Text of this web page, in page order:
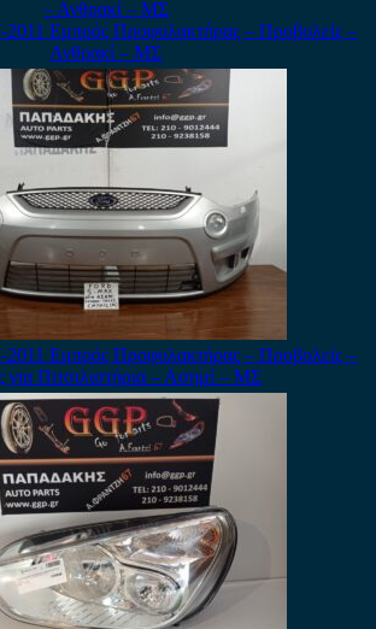
Εμπρός Προφυλακτήρας – Προβολείς –
Ανθρακί – ΜΣ
Εμπρός Προφυλακτήρας – Προβολείς –
για Πιτσιλιστήρια – Ασημί – ΜΣ